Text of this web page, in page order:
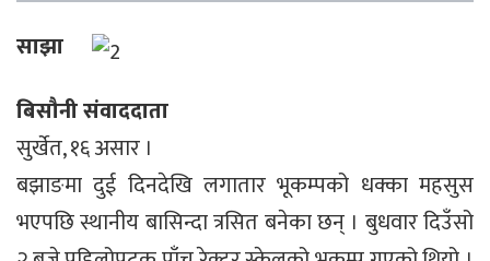
साझा
बिसौनी संवाददाता
सुर्खेत, १६ असार ।
बझाङमा दुई दिनदेखि लगातार भूकम्पको धक्का महसुस
भएपछि स्थानीय बासिन्दा त्रसित बनेका छन् । बुधवार दिउँसो